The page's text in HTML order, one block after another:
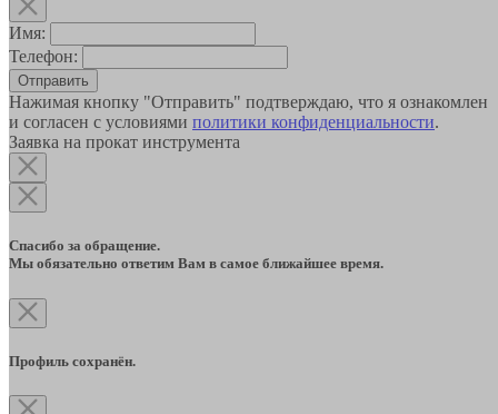
Имя:
Телефон:
Отправить
Нажимая кнопку "Отправить" подтверждаю, что я ознакомлен
и согласен с условиями политики конфиденциальности.
Заявка на прокат инструмента
Спасибо за обращение.
Мы обязательно ответим Вам в самое ближайшее время.
Профиль сохранён.